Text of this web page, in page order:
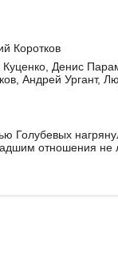
Коротков
Денис
Андрей Ургант,
Голубевых
отношения